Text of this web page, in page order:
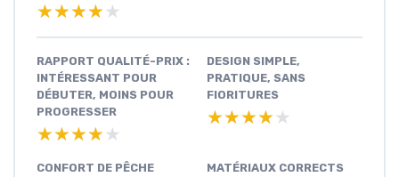
★★★★★
★★★★★
RAPPORT QUALITÉ-PRIX :
INTÉRESSANT POUR
DÉBUTER, MOINS POUR
PROGRESSER
★★★★★
★★★★★
DESIGN SIMPLE,
PRATIQUE, SANS
FIORITURES
★★★★★
★★★★★
CONFORT DE PÊCHE
MATÉRIAUX CORRECTS